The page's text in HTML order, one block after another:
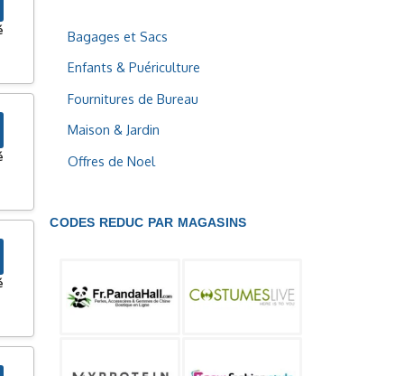
Bagages et Sacs
Enfants & Puériculture
Fournitures de Bureau
Maison & Jardin
Offres de Noel
CODES REDUC PAR MAGASINS